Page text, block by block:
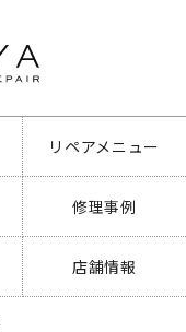
リペアメニュー
修理事例
店舗情報